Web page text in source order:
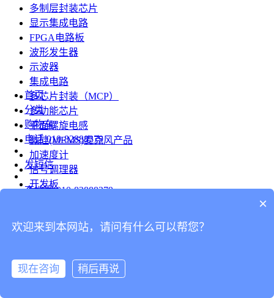
多制层封装芯片
显示集成电路
FPGA电路板
波形发生器
示波器
集成电路
多芯片封装（MCP）
多功能芯片
平面螺旋电感
微硅(MEMS)麦克风产品
加速度计
信号调理器
开发板
台式仪表
连接器
首页
分类
购物车
电话 010-82888379
发短信
查地图 010-82888379
分享
×
欢迎来到本网站，请问有什么可以帮您？
现在咨询 稍后再说